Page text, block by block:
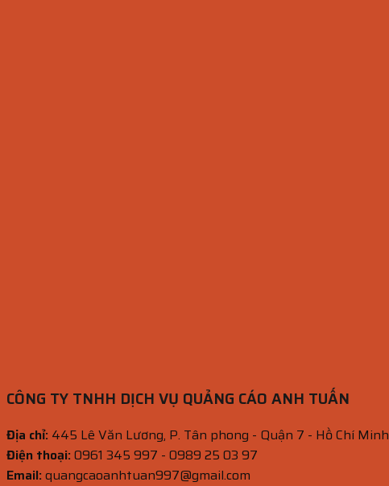
CÔNG TY TNHH DỊCH VỤ QUẢNG CÁO ANH TUẤN
Địa chỉ: 445 Lê Văn Lương, P. Tân phong - Quận 7 - Hồ Chí Minh
Điện thoại:0961 345 997 - 0989 25 03 97
Email:quangcaoanhtuan997@gmail.com